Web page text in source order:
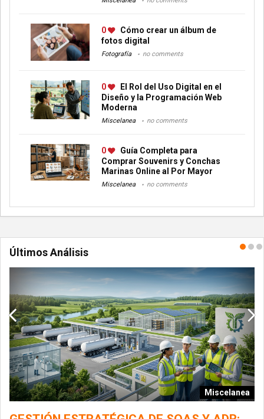
0
Cómo crear un álbum de
fotos digital
Fotografía no comments
0
El Rol del Uso Digital en el
Diseño y la Programación Web
Moderna
Miscelanea no comments
0
Guía Completa para
Comprar Souvenirs y Conchas
Marinas Online al Por Mayor
Miscelanea no comments
Últimos Análisis
Miscelanea